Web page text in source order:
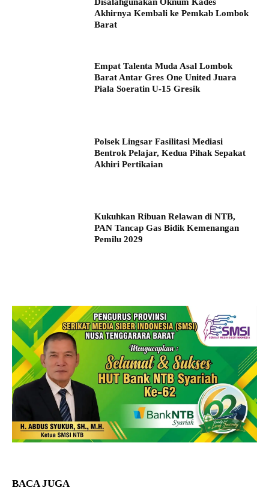
Disalahgunakan Oknum Kades
Akhirnya Kembali ke Pemkab Lombok
Barat
Empat Talenta Muda Asal Lombok
Barat Antar Gres One United Juara
Piala Soeratin U-15 Gresik
Polsek Lingsar Fasilitasi Mediasi
Bentrok Pelajar, Kedua Pihak Sepakat
Akhiri Pertikaian
Kukuhkan Ribuan Relawan di NTB,
PAN Tancap Gas Bidik Kemenangan
Pemilu 2029
BACA JUGA